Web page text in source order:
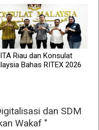
Riau dan Konsulat
Bahas RITEX 2026
dan SDM
Wakaf "